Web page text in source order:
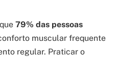
79% das pessoas
muscular frequente
regular. Praticar o